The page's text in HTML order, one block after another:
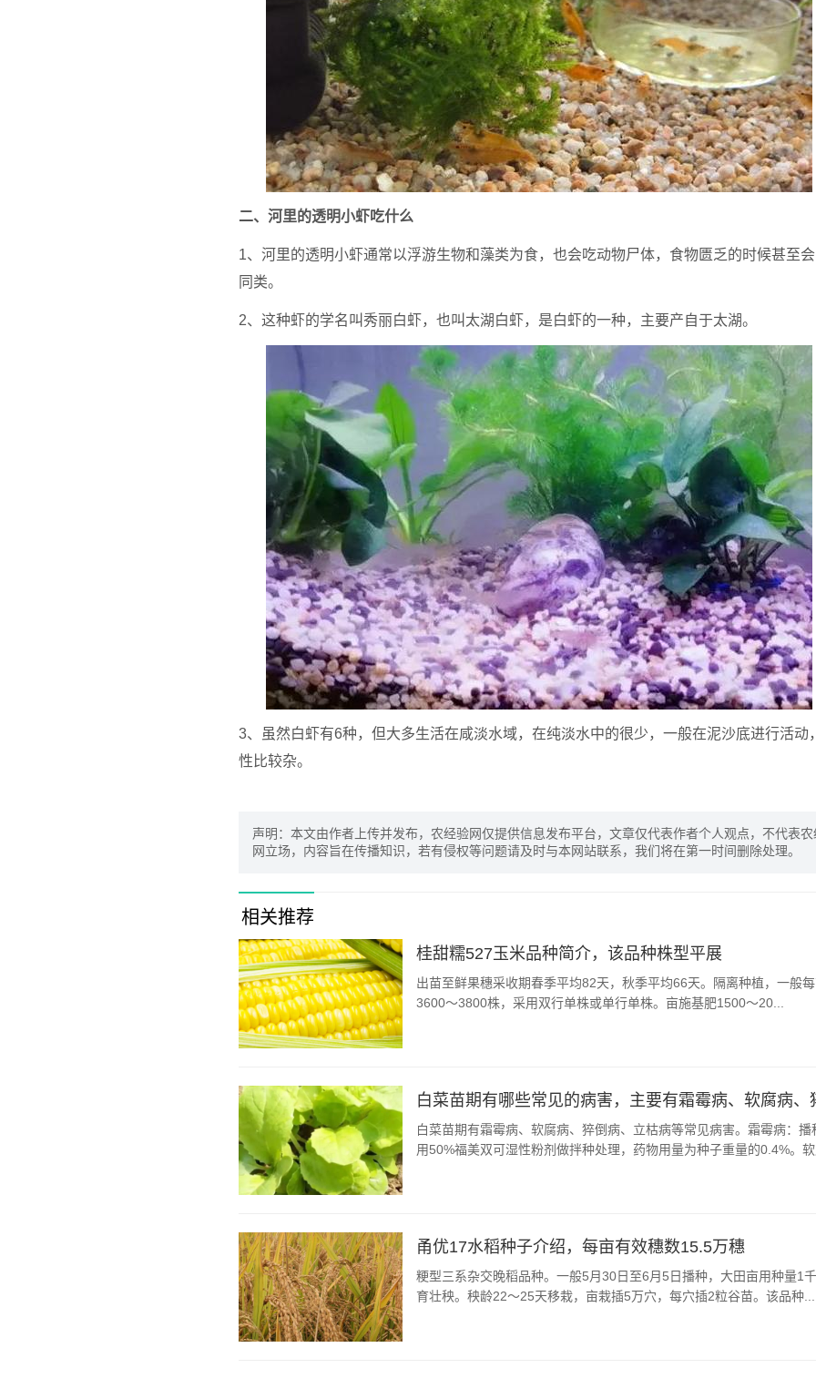
二、河里的透明小虾吃什么
1、河里的透明小虾通常以浮游生物和藻类为食，也会吃动物尸体，食物匮乏的时候甚至
同类。
2、这种虾的学名叫秀丽白虾，也叫太湖白虾，是白虾的一种，主要产自于太湖。
3、虽然白虾有6种，但大多生活在咸淡水域，在纯淡水中的很少，一般在泥沙底进行活动
性比较杂。
声明：本文由作者上传并发布，农经验网仅提供信息发布平台，文章仅代表作者个人观点，不代表农
网立场，内容旨在传播知识，若有侵权等问题请及时与本网站联系，我们将在第一时间删除处理。
相关推荐
桂甜糯527玉米品种简介，该品种株型平展
出苗至鲜果穗采收期春季平均82天，秋季平均66天。隔离种植，一般
3600～3800株，采用双行单株或单行单株。亩施基肥1500～20...
白菜苗期有霜霉病、软腐病、猝倒病、立枯病等常见病害。霜霉病：播
用50%福美双可湿性粉剂做拌种处理，药物用量为种子重量的0.4%。
甬优17水稻种子介绍，每亩有效穗数15.5万穗
粳型三系杂交晚稻品种。一般5月30日至6月5日播种，大田亩用种量1
育壮秧。秧龄22～25天移栽，亩栽插5万穴，每穴插2粒谷苗。该品种...